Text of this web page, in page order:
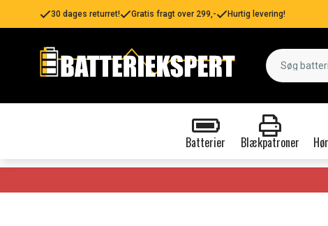
30 dages returret! Gratis fragt over 299,- Hurtig levering!
Batterier Blækpatroner